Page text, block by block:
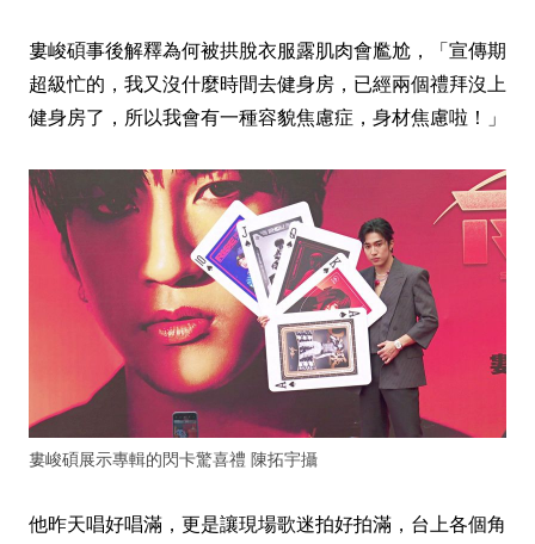
婁峻碩事後解釋為何被拱脫衣服露肌肉會尷尬，「宣傳期
超級忙的，我又沒什麼時間去健身房，已經兩個禮拜沒上
健身房了，所以我會有一種容貌焦慮症，身材焦慮啦！」
婁峻碩展示專輯的閃卡驚喜禮 陳拓宇攝
他昨天唱好唱滿，更是讓現場歌迷拍好拍滿，台上各個角